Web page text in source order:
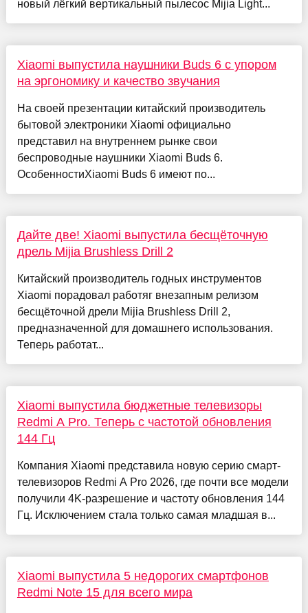
новый лёгкий вертикальный пылесос Mijia Light...
Xiaomi выпустила наушники Buds 6 с упором
на эргономику и качество звучания
На своей презентации китайский производитель
бытовой электроники Xiaomi официально
представил на внутреннем рынке свои
беспроводные наушники Xiaomi Buds 6.
ОсобенностиXiaomi Buds 6 имеют по...
Дайте две! Xiaomi выпустила бесщёточную
дрель Mijia Brushless Drill 2
Китайский производитель годных инструментов
Xiaomi порадовал работяг внезапным релизом
бесщёточной дрели Mijia Brushless Drill 2,
предназначенной для домашнего использования.
Теперь работат...
Xiaomi выпустила бюджетные телевизоры
Redmi A Pro. Теперь с частотой обновления
144 Гц
Компания Xiaomi представила новую серию смарт-
телевизоров Redmi A Pro 2026, где почти все модели
получили 4K-разрешение и частоту обновления 144
Гц. Исключением стала только самая младшая в...
Xiaomi выпустила 5 недорогих смартфонов
Redmi Note 15 для всего мира